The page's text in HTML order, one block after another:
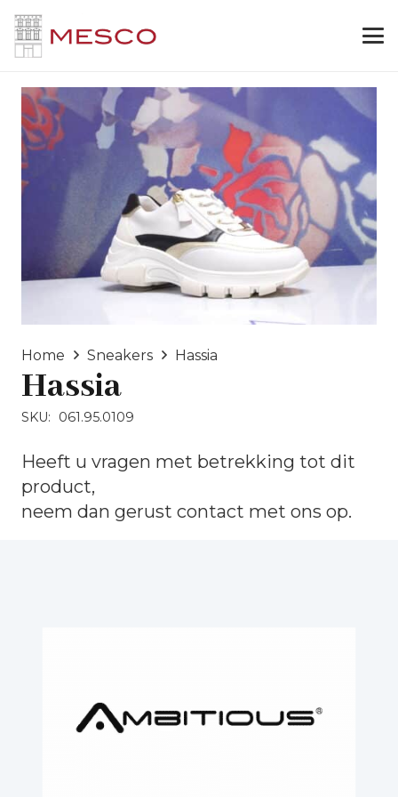
Home Sneakers Hassia
Hassia
SKU: 061.95.0109
Heeft u vragen met betrekking tot dit
product,
neem dan gerust contact met ons op.